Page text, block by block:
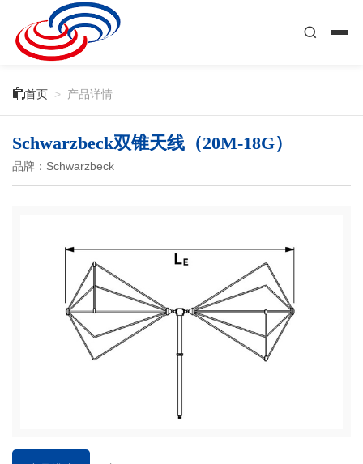
首页 > 产品详情
Schwarzbeck双锥天线（20M-18G）
品牌：Schwarzbeck